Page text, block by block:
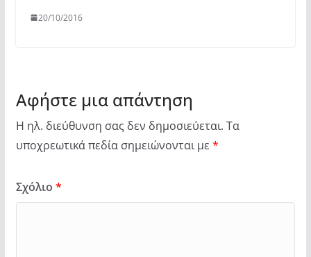
20/10/2016
Αφήστε μια απάντηση
Η ηλ. διεύθυνση σας δεν δημοσιεύεται. Τα
υποχρεωτικά πεδία σημειώνονται με *
Σχόλιο *